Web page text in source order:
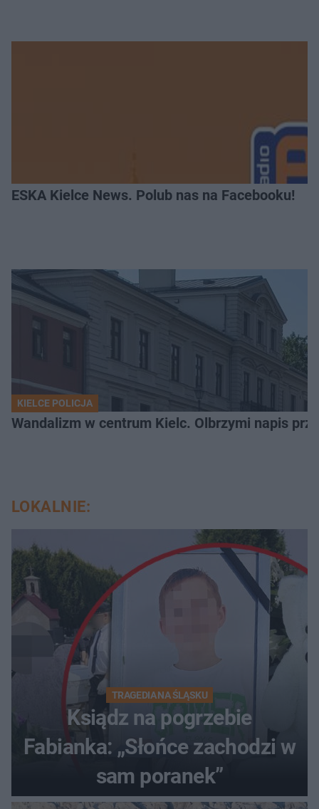
ESKA Kielce News. Polub nas na Facebooku!
KIELCE POLICJA
Wandalizm w centrum Kielc. Olbrzymi napis
LOKALNIE:
TRAGEDIA NA ŚLĄSKU
Ksiądz na pogrzebie
Fabianka: „Słońce zachodzi w
sam poranek”